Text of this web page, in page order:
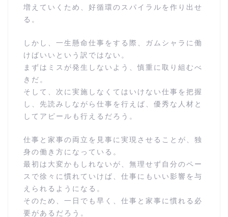
増えていくため、好循環のスパイラルを作り出せ
る。
しかし、一生懸命仕事をする際、ガムシャラに働
けばいいという訳ではない。
まずはミスが発生しないよう、慎重に取り組むべ
きだ。
そして、次に実施しなくてはいけない仕事を把握
し、先読みしながら仕事を行えば、優秀な人材と
してアピールも行えるだろう。
仕事と家事の両立を見事に実現させることが、独
身の働き方になっている。
最初は大変かもしれないが、無理せず自分のペー
スで徐々に慣れていけば、仕事にもいい影響を与
えられるようになる。
そのため、一日でも早く、仕事と家事に慣れる必
要があるだろう。